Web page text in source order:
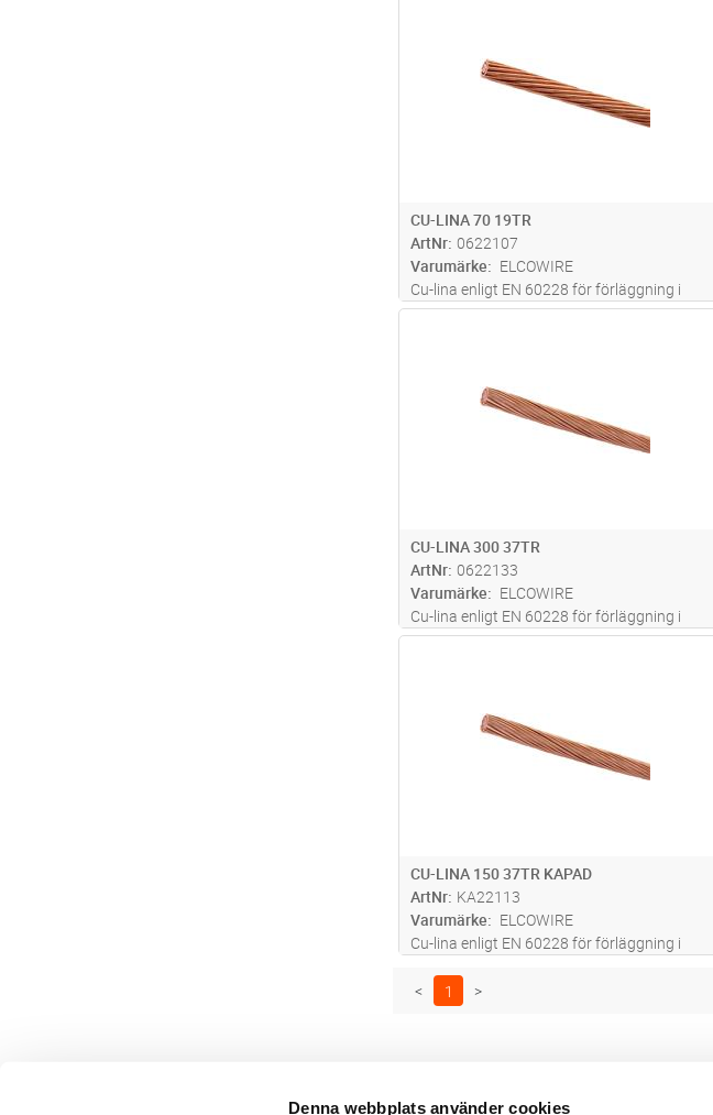
Denna webbplats använder cookies
CU-LINA 70 19TR
ArtNr 0622107
Varumärke
ELCOWIRE
Cu-lina enligt EN 60228 för förläggning i
mark
CU-LINA 300 37TR
ArtNr 0622133
Varumärke
ELCOWIRE
Cu-lina enligt EN 60228 för förläggning i
mark
CU-LINA 150 37TR KAPAD
ArtNr KA22113
Varumärke
ELCOWIRE
Cu-lina enligt EN 60228 för förläggning i
<
1 >